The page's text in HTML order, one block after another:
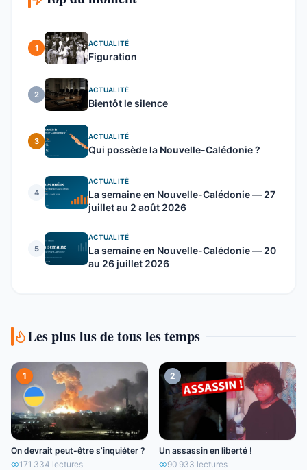
1
ACTUALITÉ
Figuration
2
ACTUALITÉ
Bientôt le silence
3
ACTUALITÉ
Qui possède la Nouvelle-Calédonie ?
4
ACTUALITÉ
La semaine en Nouvelle-Calédonie — 27
juillet au 2 août 2026
5
ACTUALITÉ
La semaine en Nouvelle-Calédonie — 20
au 26 juillet 2026
Les plus lus de tous les temps
1
On devrait peut-être s’inquiéter ?
171 334 lectures
2
Un assassin en liberté !
90 933 lectures